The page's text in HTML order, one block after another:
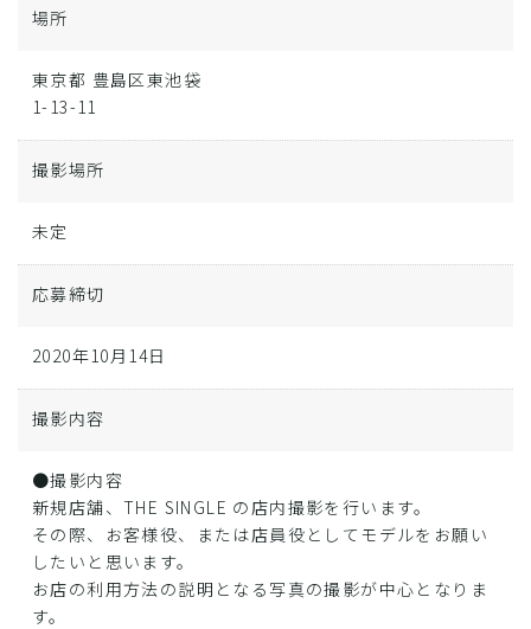
場所
東京都 豊島区東池袋
1-13-11
撮影場所
未定
応募締切
2020年10月14日
撮影内容
●撮影内容
新規店舗、THE SINGLE の店内撮影を行います。
その際、お客様役、または店員役としてモデルをお願い
したいと思います。
お店の利用方法の説明となる写真の撮影が中心となりま
す。